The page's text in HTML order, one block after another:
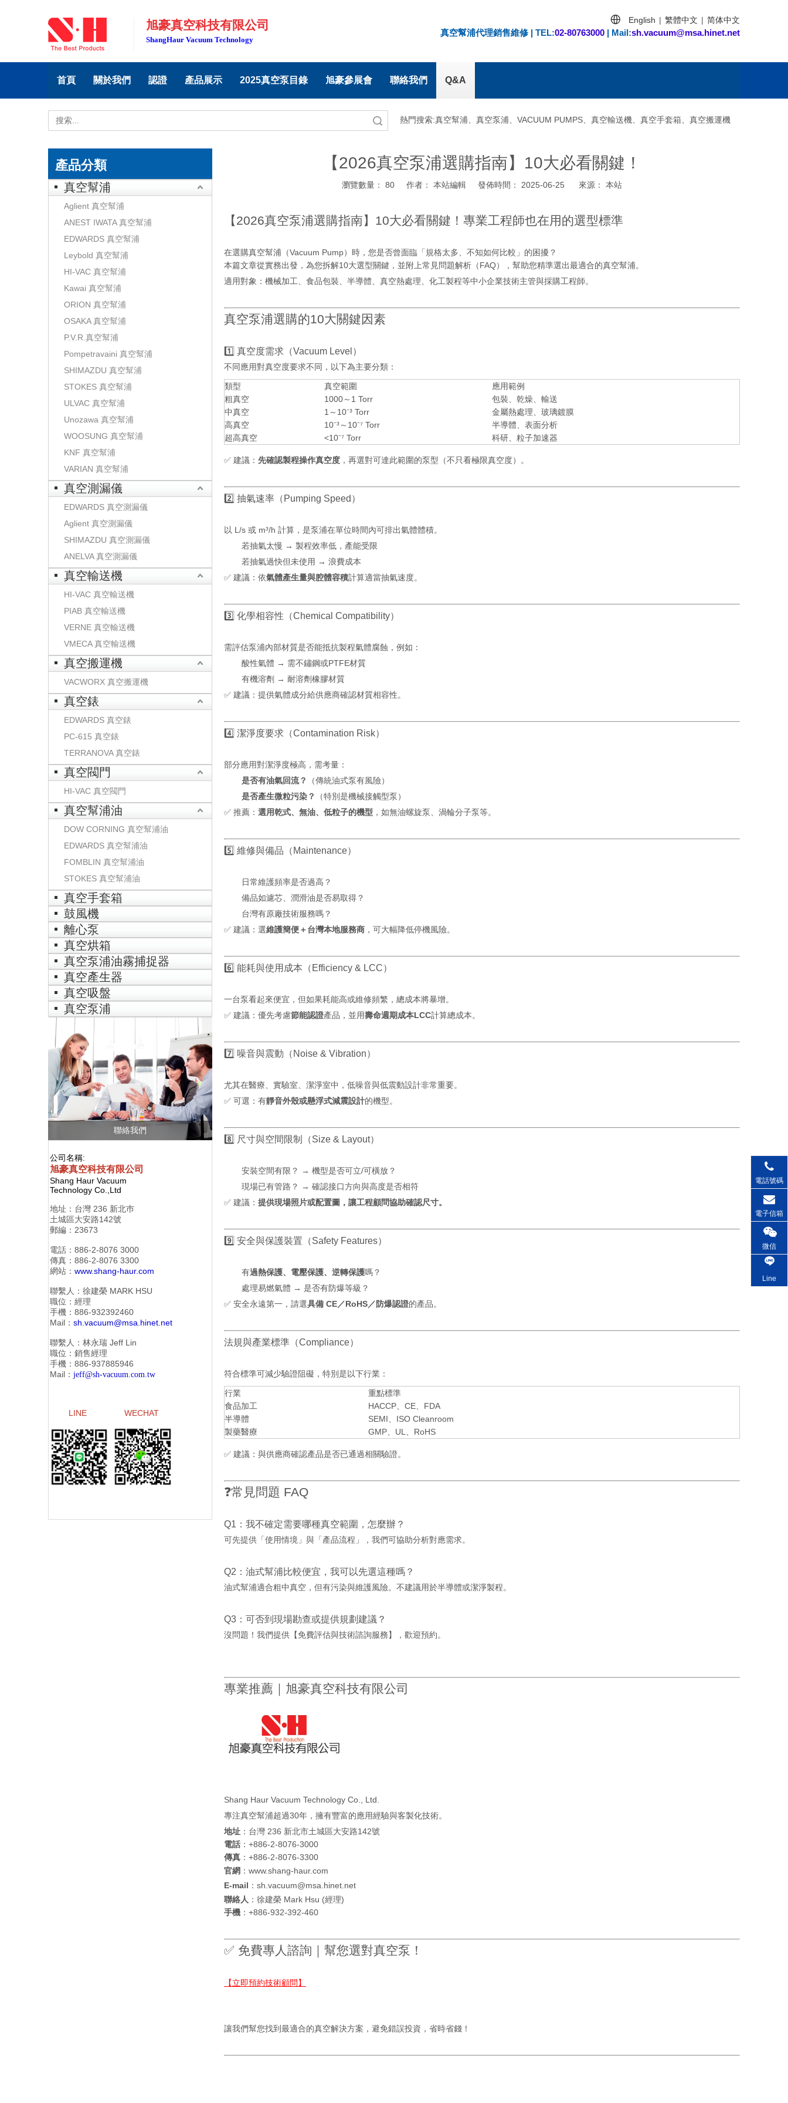
旭豪真空科技有限公司
ShangHaur Vacuum Technology
English | 繁體中文 | 简体中文
真空幫浦代理銷售維修 | TEL:02-80763000 | Mail:sh.vacuum@msa.hinet.net
首頁 關於我們 認證 產品展示 2025真空泵目錄 旭豪參展會 聯絡我們 Q&A
熱門搜索:真空幫浦、真空泵浦、VACUUM PUMPS、真空輸送機、真空手套箱、真空搬運機
產品分類
真空幫浦
Aglient 真空幫浦
ANEST IWATA 真空幫浦
EDWARDS 真空幫浦
Leybold 真空幫浦
HI-VAC 真空幫浦
Kawai 真空幫浦
ORION 真空幫浦
OSAKA 真空幫浦
P.V.R.真空幫浦
Pompetravaini 真空幫浦
SHIMAZDU 真空幫浦
STOKES 真空幫浦
ULVAC 真空幫浦
Unozawa 真空幫浦
WOOSUNG 真空幫浦
KNF 真空幫浦
VARIAN 真空幫浦
真空測漏儀
EDWARDS 真空測漏儀
Aglient 真空測漏儀
SHIMAZDU 真空測漏儀
ANELVA 真空測漏儀
真空輸送機
HI-VAC 真空輸送機
PIAB 真空輸送機
VERNE 真空輸送機
VMECA 真空輸送機
真空搬運機
VACWORX 真空搬運機
真空錶
EDWARDS 真空錶
PC-615 真空錶
TERRANOVA 真空錶
真空閥門
HI-VAC 真空閥門
真空幫浦油
DOW CORNING 真空幫浦油
EDWARDS 真空幫浦油
FOMBLIN 真空幫浦油
STOKES 真空幫浦油
真空手套箱
鼓風機
離心泵
真空烘箱
真空泵浦油霧捕捉器
真空產生器
真空吸盤
真空泵浦
聯絡我們
公司名稱:
旭豪真空科技有限公司
Shang Haur Vacuum
Technology Co.,Ltd
地址： 台灣 236 新北巿
土城區大安路142號
郵編：23673
電話：886-2-8076 3000
傳真：886-2-8076 3300
網站： www.shang-haur.com
聯繫人：徐建榮 MARK HSU
職位：經理
手機：886-932392460
Mail： sh.vacuum@msa.hinet.net
聯繫人：林永瑞 Jeff Lin
職位：銷售經理
手機：886-937885946
Mail： jeff@sh-vacuum.com.tw
LINE WECHAT
【2026真空泵浦選購指南】10大必看關鍵！
瀏覽數量： 80 作者： 本站編輯 發佈時間： 2025-06-25 來源： 本站
【2026真空泵浦選購指南】10大必看關鍵！專業工程師也在用的選型標準
在選購真空幫浦（Vacuum Pump）時，您是否曾面臨「規格太多、不知如何比較」的困擾？
本篇文章從實務出發，為您拆解10大選型關鍵，並附上常見問題解析（FAQ），幫助您精準選出最適合的真空幫浦。
適用對象：機械加工、食品包裝、半導體、真空熱處理、化工製程等中小企業技術主管與採購工程師。
真空泵浦選購的10大關鍵因素
1️⃣ 真空度需求（Vacuum Level）
不同應用對真空度要求不同，以下為主要分類：
類型 真空範圍
應用範例
粗真空
1000～1 Torr
包裝、乾燥、輸送
中真空
1～10⁻³ Torr
金屬熱處理、玻璃鍍膜
高真空
10⁻³～10⁻⁷ Torr
半導體、表面分析
超高真空
<10⁻⁷ Torr 科研、粒子加速器
✅ 建議： 先確認製程操作真空度 ，再選對可達此範圍的泵型（不只看極限真空度）。
2️⃣ 抽氣速率（Pumping Speed）
以 L/s 或 m³/h 計算，是泵浦在單位時間內可排出氣體體積。
若抽氣太慢 → 製程效率低，產能受限
若抽氣過快但未使用 → 浪費成本
✅ 建議：依氣體產生量與腔體容積計算適當抽氣速度。
3️⃣ 化學相容性（Chemical Compatibility）
需評估泵浦內部材質是否能抵抗製程氣體腐蝕，例如：
酸性氣體 → 需不鏽鋼或PTFE材質
有機溶劑 → 耐溶劑橡膠材質
✅ 建議：提供氣體成分給供應商確認材質相容性。
4️⃣ 潔淨度要求（Contamination Risk）
部分應用對潔淨度極高，需考量：
是否有油氣回流？
（傳統油式泵有風險）
是否產生微粒污染？
（特別是機械接觸型泵）
✅ 推薦： 選用乾式、無油、低粒子的機型 ，如無油螺旋泵、渦輪分子泵等。
5️⃣ 維修與備品（Maintenance）
日常維護頻率是否過高？
備品如濾芯、潤滑油是否易取得？
台灣有原廠技術服務嗎？
✅ 建議：選維護簡便＋台灣本地服務商 ，可大幅降低停機風險。
6️⃣ 能耗與使用成本（Efficiency & LCC）
一台泵看起來便宜，但如果耗能高或維修頻繁，總成本將暴增。
✅ 建議：優先考慮節能認證產品，並用壽命週期成本LCC計算總成本。
7️⃣ 噪音與震動（Noise & Vibration）
尤其在醫療、實驗室、潔淨室中，低噪音與低震動設計非常重要。
✅ 可選：有靜音外殼或懸浮式減震設計的機型。
8️⃣ 尺寸與空間限制（Size & Layout）
安裝空間有限？ → 機型是否可立/可橫放？
現場已有管路？ → 確認接口方向與高度是否相符
✅ 建議： 提供現場照片或配置圖，讓工程顧問協助確認尺寸。
9️⃣ 安全與保護裝置（Safety Features）
有過熱保護、電壓保護、逆轉保護嗎？
處理易燃氣體 → 是否有防爆等級？
✅ 安全永遠第一，請選具備 CE／RoHS／防爆認證的產品。
法規與產業標準（Compliance）
符合標準可減少驗證阻礙，特別是以下行業：
行業
重點標準
食品加工
HACCP、CE、FDA
半導體
SEMI、ISO Cleanroom
製藥醫療
GMP、UL、RoHS
✅ 建議：與供應商確認產品是否已通過相關驗證。
❓常見問題 FAQ
Q1：我不確定需要哪種真空範圍，怎麼辦？
可先提供「使用情境」與「產品流程」，我們可協助分析對應需求。
Q2：油式幫浦比較便宜，我可以先選這種嗎？
油式幫浦適合粗中真空，但有污染與維護風險。不建議用於半導體或潔淨製程。
Q3：可否到現場勘查或提供規劃建議？
沒問題！我們提供【免費評估與技術諮詢服務】，歡迎預約。
專業推薦｜旭豪真空科技有限公司
Shang Haur Vacuum Technology Co., Ltd.
專注真空幫浦超過30年，擁有豐富的應用經驗與客製化技術。
地址 ：台灣 236 新北市土城區大安路142號
電話 ：+886-2-8076-3000
傳真 ：+886-2-8076-3300
官網 ： www.shang-haur.com
E-mail ： sh.vacuum@msa.hinet.net
聯絡人 ：徐建榮 Mark Hsu (經理)
手機 ：+886-932-392-460
✅ 免費專人諮詢｜幫您選對真空泵！
【立即預約技術顧問】
讓我們幫您找到最適合的真空解決方案，避免錯誤投資，省時省錢！
電話號碼
電子信箱
微信
Line